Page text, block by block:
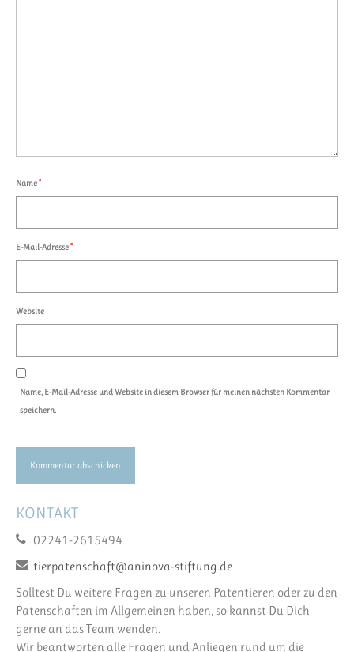
Name*
E-Mail-Adresse*
Website
Name, E-Mail-Adresse und Website in diesem Browser für meinen nächsten Kommentar
speichern.
KONTAKT
02241-2615494
tierpatenschaft@aninova-stiftung.de
Solltest Du weitere Fragen zu unseren Patentieren oder zu den
Patenschaften im Allgemeinen haben, so kannst Du Dich
gerne an das Team wenden.
Wir beantworten alle Fragen und Anliegen rund um die